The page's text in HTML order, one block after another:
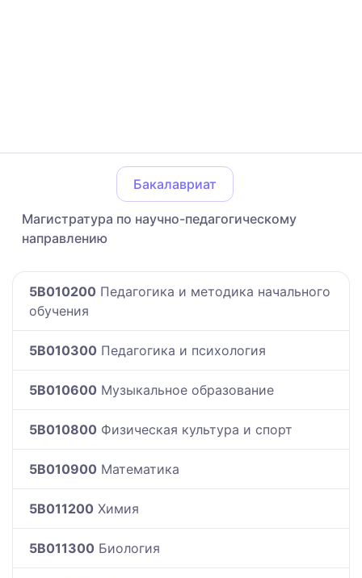
Бакалавриат
Магистратура по научно-педагогическому
направлению
5B010200 Педагогика и методика начального
обучения
5B010300 Педагогика и психология
5B010600 Музыкальное образование
5B010800 Физическая культура и спорт
5B010900 Математика
5B011200 Химия
5B011300 Биология